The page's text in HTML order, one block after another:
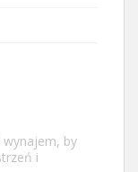
wynajem, by
i